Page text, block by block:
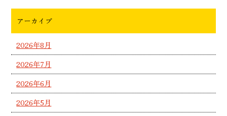
アーカイブ
2026年8月
2026年7月
2026年6月
2026年5月